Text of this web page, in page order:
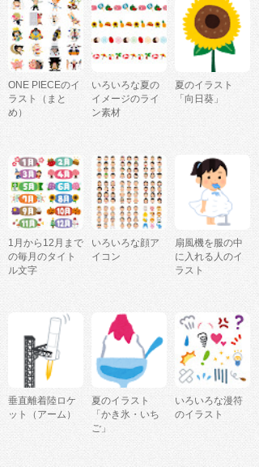
ONE PIECEのイ
ラスト（まと
め）
いろいろな夏の
イメージのライ
ン素材
夏のイラスト
「向日葵」
1月から12月まで
の毎月のタイト
ル文字
いろいろな顔ア
イコン
扇風機を服の中
に入れる人のイ
ラスト
垂直離着陸ロケ
ット（アーム）
夏のイラスト
「かき氷・いち
ご」
いろいろな漫符
のイラスト